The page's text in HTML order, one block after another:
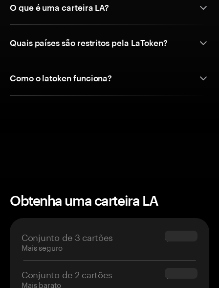
O que é uma carteira LA?
Quais países são restritos pela LaToken?
Como o latoken funciona?
Obtenha uma carteira LA
Conjunto de 3 cartões
Mais seguro
$69.90
Conjunto de 2 cartões
Mais barato
$54.90